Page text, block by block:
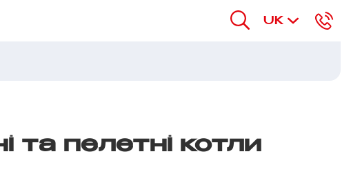
UK
та пелетні котли